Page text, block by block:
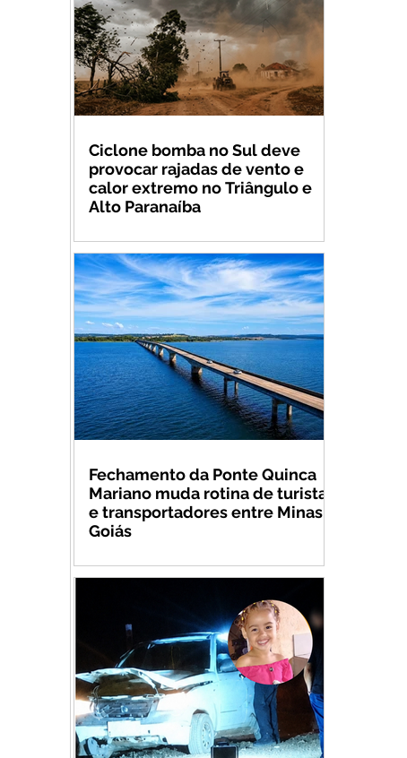
Ciclone bomba no Sul deve
provocar rajadas de vento e
calor extremo no Triângulo e
Alto Paranaíba
Fechamento da Ponte Quinca
Mariano muda rotina de turistas
e transportadores entre Minas e
Goiás